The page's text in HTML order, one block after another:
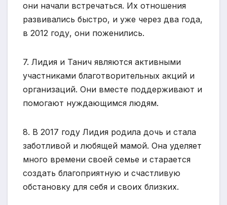
они начали встречаться. Их отношения
развивались быстро, и уже через два года,
в 2012 году, они поженились.
7. Лидия и Танич являются активными
участниками благотворительных акций и
организаций. Они вместе поддерживают и
помогают нуждающимся людям.
8. В 2017 году Лидия родила дочь и стала
заботливой и любящей мамой. Она уделяет
много времени своей семье и старается
создать благоприятную и счастливую
обстановку для себя и своих близких.